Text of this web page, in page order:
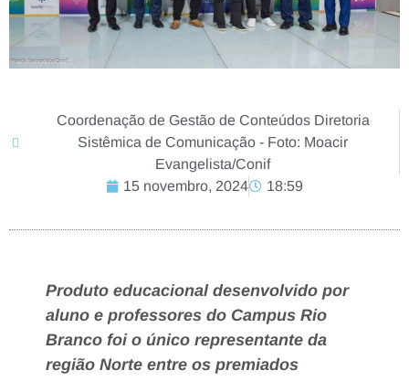
Coordenação de Gestão de Conteúdos Diretoria
Sistêmica de Comunicação - Foto: Moacir
Evangelista/Conif
15 novembro, 2024
18:59
Produto educacional desenvolvido por
aluno e professores do Campus Rio
Branco foi o único representante da
região Norte entre os premiados